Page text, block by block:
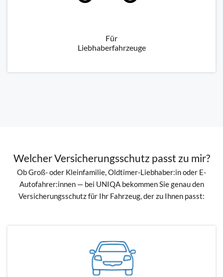
Für
Liebhaberfahrzeuge
Welcher Versicherungsschutz passt zu mir?
Ob Groß- oder Kleinfamilie, Oldtimer-Liebhaber:in oder E-
Autofahrer:innen — bei UNIQA bekommen Sie genau den
Versicherungsschutz für Ihr Fahrzeug, der zu Ihnen passt: